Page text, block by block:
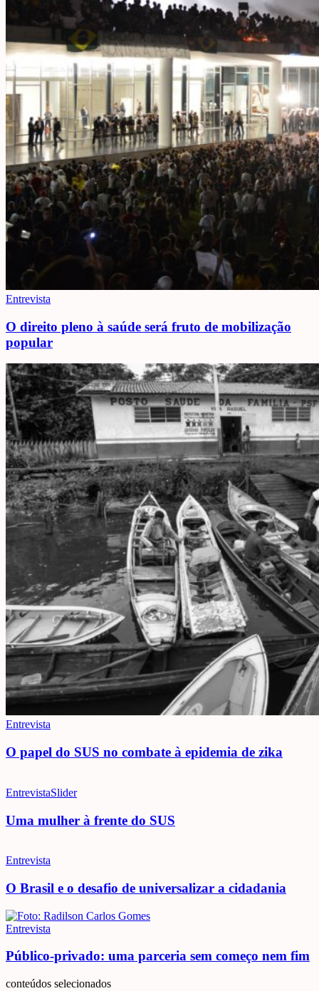
Entrevista
O direito pleno à saúde será fruto de mobilização
popular
Entrevista
O papel do SUS no combate à epidemia de zika
EntrevistaSlider
Uma mulher à frente do SUS
Entrevista
O Brasil e o desafio de universalizar a cidadania
Entrevista
Público-privado: uma parceria sem começo nem fim
conteúdos selecionados